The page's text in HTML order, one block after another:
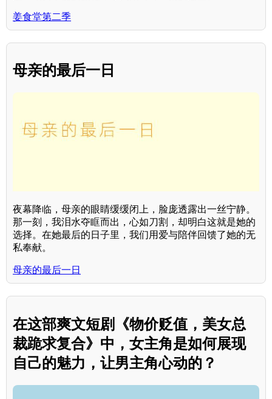
姜食堂第二季
母亲的最后一日
夜幕降临，母亲的眼睛缓缓闭上，脸庞透露出一丝宁静。
那一刻，我泪水夺眶而出，心如刀割，却明白这就是她的
选择。在她最后的日子里，我们用爱与陪伴回馈了她的无
私奉献。
母亲的最后一日
在这部爽文短剧《物价贬值，美女总
裁跪求复合》中，女主角是如何展现
自己的魅力，让男主角心动的？